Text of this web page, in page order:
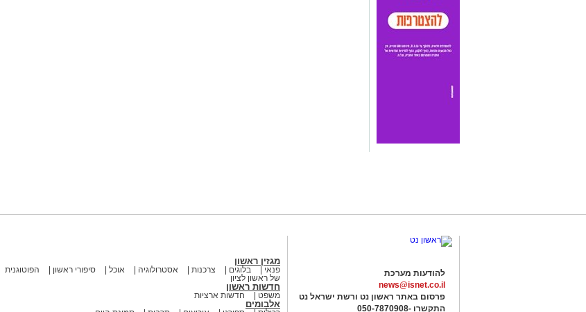
להודעות מערכת
news@isnet.co.il
פרסום באתר ראשון נט ורשת ישראל נט
התקשרו -050-7870908
מגזין ראשון
פנאי בלוגים צרכנות אסטרולוגיה אוכל סיפורי ראשון
הפוטוגנית
של ראשון לציון
חדשות ראשון
משפט חדשות ארציות
אלבומים